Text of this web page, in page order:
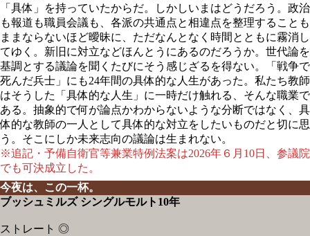
「具体」を持っていたからだ。しかしいまはどうだろう。政治
も報道も職員会議も、各派の共通点と相違点を整理することも
ままならないほど曖昧に、ただなんとなく時間とともに霧消し
てゆく。新旧に対立などほんとうにあるのだろうか。世代論を
基調とする議論を聞くたびにそう感じざるを得ない。「戦争で
死んだ兵士」にも24年間の具体的な人生があった。私たち教師
はそうした「具体的な人生」に一時だけ触れる、そんな職業で
ある。抽象的で何が論点かわからないような分断ではなく、具
体的な教師の一人として具体的な対立をしたいものだと切に思
う。そこにしか未来志向の議論は生まれない。
※追記・予備自衛官等兼業特例法案は2026年６月10日、参議院
でも可決成立した。
今夜は、この一杯。
ブッシュミルズ シングルモルト10年
ストレート ◎